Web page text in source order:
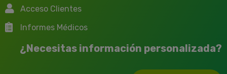
Acceso Clientes
Informes Médicos
¿Necesitas información personalizada?